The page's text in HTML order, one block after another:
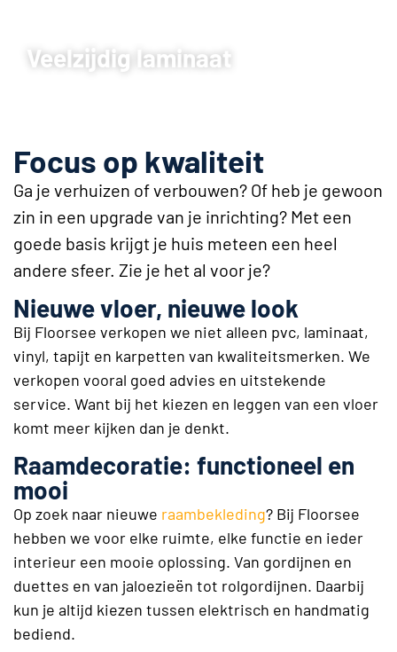
Veelzijdig laminaat
Focus op kwaliteit
Ga je verhuizen of verbouwen? Of heb je gewoon
zin in een upgrade van je inrichting? Met een
goede basis krijgt je huis meteen een heel
andere sfeer. Zie je het al voor je?
Nieuwe vloer, nieuwe look
Bij Floorsee verkopen we niet alleen pvc, laminaat,
vinyl, tapijt en karpetten van kwaliteitsmerken. We
verkopen vooral goed advies en uitstekende
service. Want bij het kiezen en leggen van een vloer
komt meer kijken dan je denkt.
Raamdecoratie: functioneel en
mooi
Op zoek naar nieuwe raambekleding? Bij Floorsee
hebben we voor elke ruimte, elke functie en ieder
interieur een mooie oplossing. Van gordijnen en
duettes en van jaloezieën tot rolgordijnen. Daarbij
kun je altijd kiezen tussen elektrisch en handmatig
bediend.